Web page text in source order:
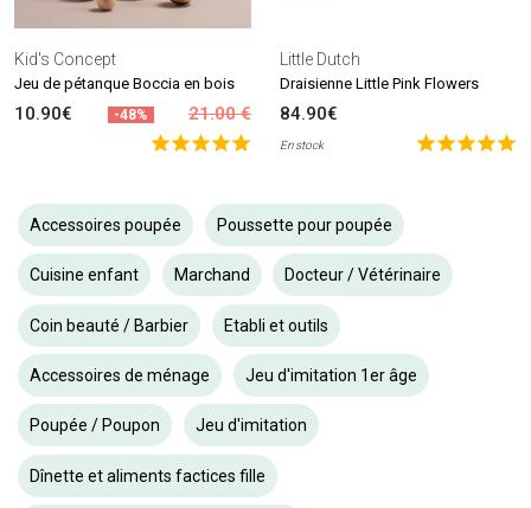
Kid's Concept
Jeu de pétanque Boccia en bois
10.90€ -48% 21.00 €
Little Dutch
Draisienne Little Pink Flowers
84.90€
En stock
Accessoires poupée Poussette pour poupée
Cuisine enfant Marchand Docteur / Vétérinaire
Coin beauté / Barbier Etabli et outils
Accessoires de ménage Jeu d'imitation 1er âge
Poupée / Poupon Jeu d'imitation
Dînette et aliments factices fille